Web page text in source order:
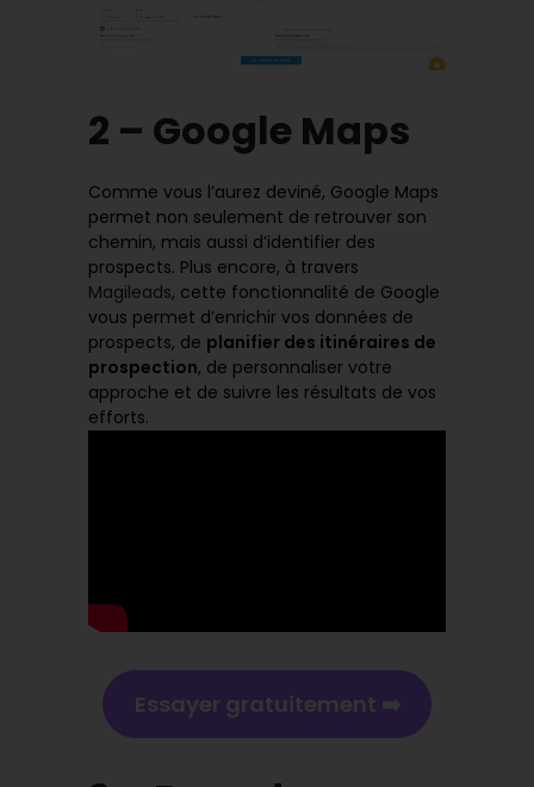
2 – Google Maps
Comme vous l’aurez deviné, Google Maps
permet non seulement de retrouver son
chemin, mais aussi d’identifier des
prospects. Plus encore, à travers
Magileads, cette fonctionnalité de Google
vous permet d’enrichir vos données de
prospects, de planifier des itinéraires de
prospection, de personnaliser votre
approche et de suivre les résultats de vos
efforts.
Essayer gratuitement ➡️